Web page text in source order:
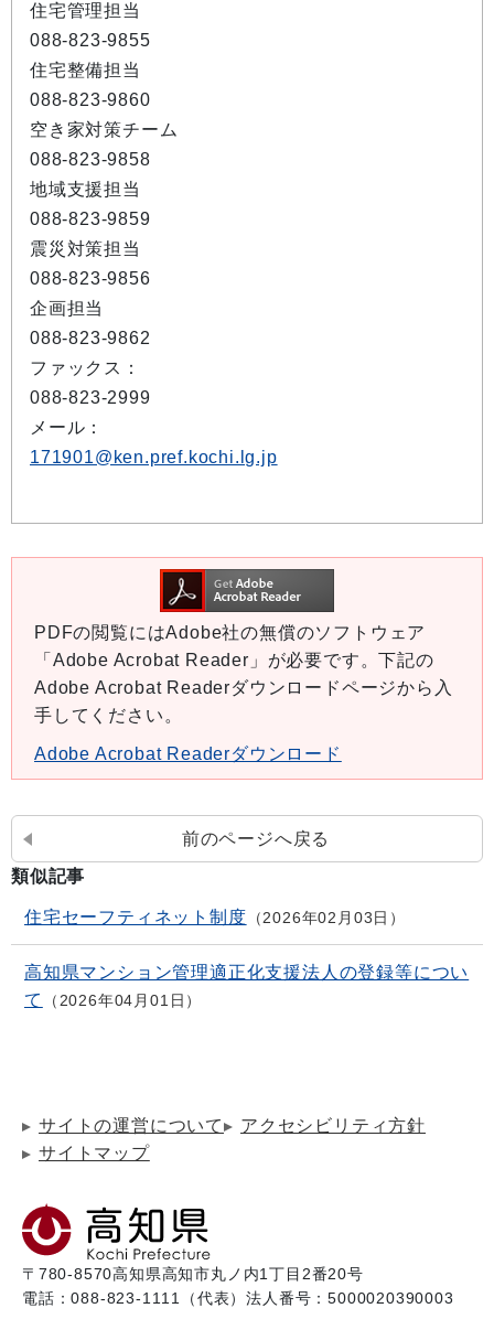
住宅管理担当
088-823-9855
住宅整備担当
088-823-9860
空き家対策チーム
088-823-9858
地域支援担当
088-823-9859
震災対策担当
088-823-9856
企画担当
088-823-9862
ファックス：
088-823-2999
メール：
171901@ken.pref.kochi.lg.jp
PDFの閲覧にはAdobe社の無償のソフトウェア
「Adobe Acrobat Reader」が必要です。下記の
Adobe Acrobat Readerダウンロードページから入
手してください。
Adobe Acrobat Readerダウンロード
前のページへ戻る
類似記事
住宅セーフティネット制度 2026年02月03日
高知県マンション管理適正化支援法人の登録等につい
て
2026年04月01日
サイトの運営について
アクセシビリティ方針
サイトマップ
〒780-8570高知県高知市丸ノ内1丁目2番20号
電話：088-823-1111（代表）法人番号：5000020390003